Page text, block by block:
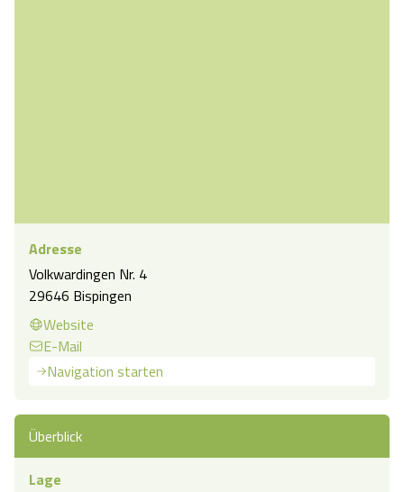
Adresse
Volkwardingen Nr. 4
29646 Bispingen
Website
E-Mail
Navigation starten
Überblick
Lage